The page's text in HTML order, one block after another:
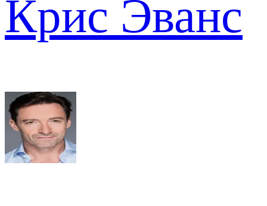
Крис Эванс